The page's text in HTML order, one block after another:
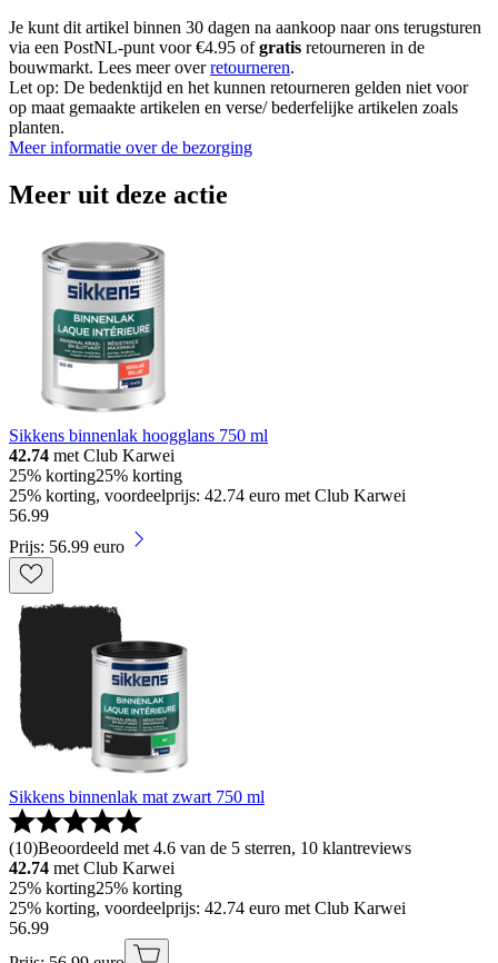
Je kunt dit artikel binnen 30 dagen na aankoop naar ons terugsturen
via een PostNL-punt voor €4.95 ofgratis retourneren in de
bouwmarkt. Lees meer overretourneren.
Let op: De bedenktijd en het kunnen retourneren gelden niet voor
op maat gemaakte artikelen en verse/ bederfelijke artikelen zoals
planten.
Meer informatie over de bezorging
Meer uit deze actie
Sikkens binnenlak hoogglans 750 ml
42.74 met Club Karwei
25% korting25% korting
25% korting, voordeelprijs: 42.74 euro met Club Karwei
56.99
Prijs: 56.99 euro
Sikkens binnenlak mat zwart 750 ml
(10)Beoordeeld met 4.6 van de 5 sterren, 10 klantreviews
42.74 met Club Karwei
25% korting25% korting
25% korting, voordeelprijs: 42.74 euro met Club Karwei
56.99